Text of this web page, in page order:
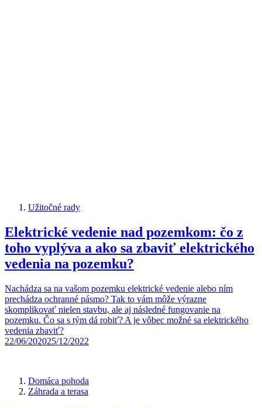
Užitočné rady
Elektrické vedenie nad pozemkom: čo z
toho vyplýva a ako sa zbaviť elektrického
vedenia na pozemku?
Nachádza sa na vašom pozemku elektrické vedenie alebo ním
prechádza ochranné pásmo? Tak to vám môže výrazne
skomplikovať nielen stavbu, ale aj následné fungovanie na
pozemku. Čo sa s tým dá robiť? A je vôbec možné sa elektrického
vedenia zbaviť?
22/06/202025/12/2022
Domáca pohoda
Záhrada a terasa